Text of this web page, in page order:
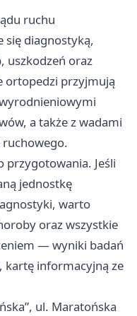
ruchu
się diagnostyką,
uszkodzeń oraz
ortopedzi przyjmują
a także z wadami
przygotowania. Jeśli
jednostkę
warto
oraz wszystkie
— wyniki badań
kartę informacyjną ze
ul. Maratońska